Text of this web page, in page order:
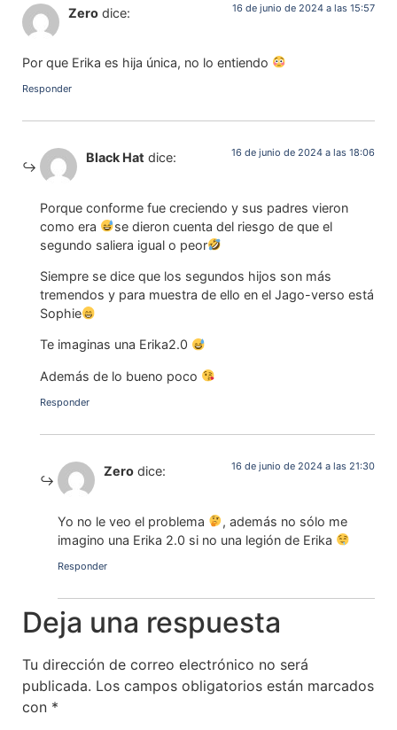
Zero dice: 16 de junio de 2024 a las 15:57
Por que Erika es hija única, no lo entiendo
Responder
Black Hat dice: 16 de junio de 2024 a las 18:06
Porque conforme fue creciendo y sus padres vieron
como era
se dieron cuenta del riesgo de que el
segundo saliera igual o peor
Siempre se dice que los segundos hijos son más
tremendos y para muestra de ello en el Jago-verso está
Sophie
Te imaginas una Erika2.0
Además de lo bueno poco
Responder
Zero dice: 16 de junio de 2024 a las 21:30
Yo no le veo el problema
, además no sólo me
imagino una Erika 2.0 si no una legión de Erika
Responder
Deja una respuesta
Tu dirección de correo electrónico no será
publicada. Los campos obligatorios están marcados
con *